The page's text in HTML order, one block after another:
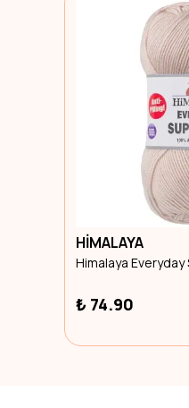
HİMALAYA
Himalaya
₺ 74.90